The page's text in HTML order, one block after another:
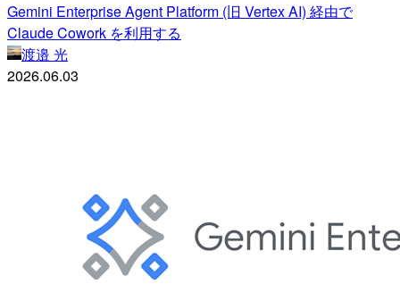
Gemini Enterprise Agent Platform (旧 Vertex AI) 経由で
Claude Cowork を利用する
渡邉 光
2026.06.03